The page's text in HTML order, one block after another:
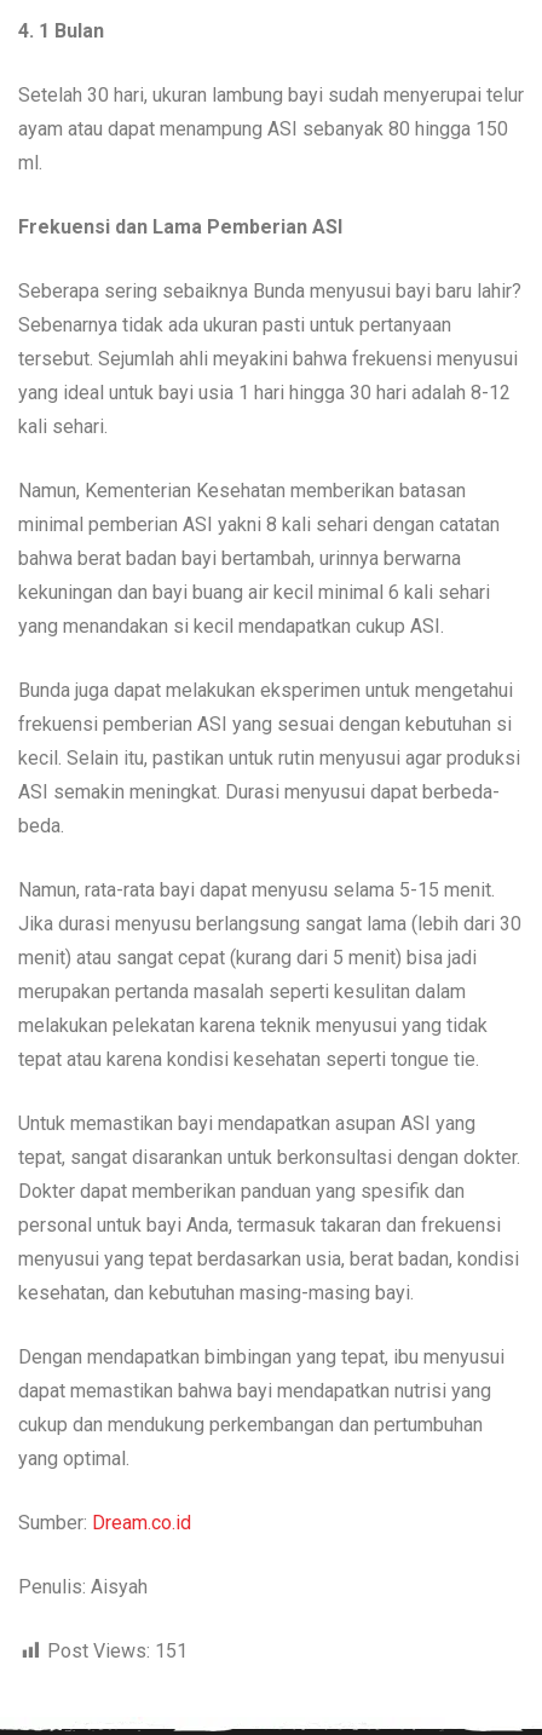
4. 1 Bulan
Setelah 30 hari, ukuran lambung bayi sudah menyerupai telur
ayam atau dapat menampung ASI sebanyak 80 hingga 150
ml.
Frekuensi dan Lama Pemberian ASI
Seberapa sering sebaiknya Bunda menyusui bayi baru lahir?
Sebenarnya tidak ada ukuran pasti untuk pertanyaan
tersebut. Sejumlah ahli meyakini bahwa frekuensi menyusui
yang ideal untuk bayi usia 1 hari hingga 30 hari adalah 8-12
kali sehari.
Namun, Kementerian Kesehatan memberikan batasan
minimal pemberian ASI yakni 8 kali sehari dengan catatan
bahwa berat badan bayi bertambah, urinnya berwarna
kekuningan dan bayi buang air kecil minimal 6 kali sehari
yang menandakan si kecil mendapatkan cukup ASI.
Bunda juga dapat melakukan eksperimen untuk mengetahui
frekuensi pemberian ASI yang sesuai dengan kebutuhan si
kecil. Selain itu, pastikan untuk rutin menyusui agar produksi
ASI semakin meningkat. Durasi menyusui dapat berbeda-
beda.
Namun, rata-rata bayi dapat menyusu selama 5-15 menit.
Jika durasi menyusu berlangsung sangat lama (lebih dari 30
menit) atau sangat cepat (kurang dari 5 menit) bisa jadi
merupakan pertanda masalah seperti kesulitan dalam
melakukan pelekatan karena teknik menyusui yang tidak
tepat atau karena kondisi kesehatan seperti tongue tie.
Untuk memastikan bayi mendapatkan asupan ASI yang
tepat, sangat disarankan untuk berkonsultasi dengan dokter.
Dokter dapat memberikan panduan yang spesifik dan
personal untuk bayi Anda, termasuk takaran dan frekuensi
menyusui yang tepat berdasarkan usia, berat badan, kondisi
kesehatan, dan kebutuhan masing-masing bayi.
Dengan mendapatkan bimbingan yang tepat, ibu menyusui
dapat memastikan bahwa bayi mendapatkan nutrisi yang
cukup dan mendukung perkembangan dan pertumbuhan
yang optimal.
Sumber: Dream.co.id
Penulis: Aisyah
Post Views: 151